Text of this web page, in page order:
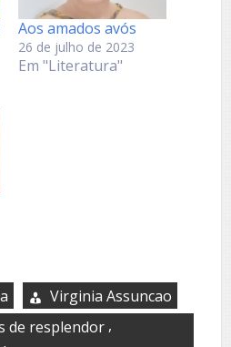
Aos amados avós
26 de julho de 2023
Em "Literatura"
Virginia Assuncao
de resplendor ,